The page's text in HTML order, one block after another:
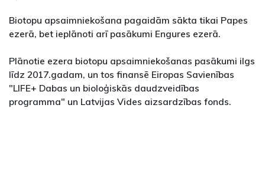
Biotopu apsaimniekošana pagaidām sākta tikai Papes
ezerā, bet ieplānoti arī pasākumi Engures ezerā.
Plānotie ezera biotopu apsaimniekošanas pasākumi ilgs
līdz 2017.gadam, un tos finansē Eiropas Savienības
"LIFE+ Dabas un bioloģiskās daudzveidības
programma" un Latvijas Vides aizsardzības fonds.